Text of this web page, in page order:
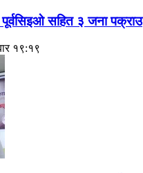
सहित ३ जना पक्राउ
१९:१९